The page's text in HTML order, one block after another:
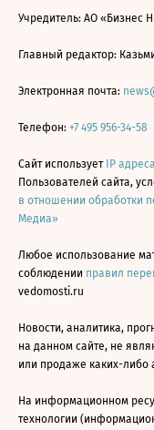
Учредитель: АО «Бизнес
Главный редактор:
Электронная почта:
Телефон: +7 495 956-34-58
Сайт использует IP
Пользователей сайта,
в отношении обработки
Медиа»
Любое использование
соблюдении правил
vedomosti.ru
Новости, аналитика,
на данном сайте, не
или продаже каких-либо
На информационном
технологии